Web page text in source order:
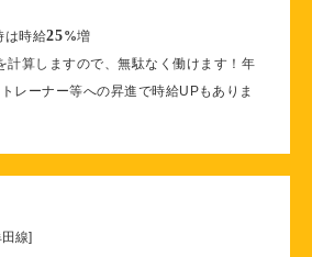
は時給25%増
計算しますので、無駄なく働けます！年
レーナー等への昇進で時給UPもありま
線]